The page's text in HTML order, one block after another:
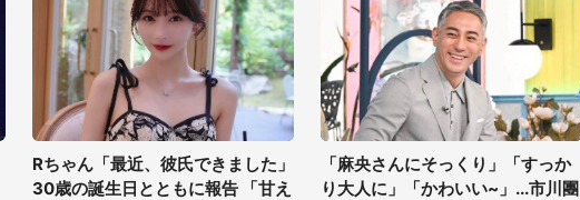
Rちゃん「最近、彼氏できました」
30歳の誕生日とともに報告 「甘え
「麻央さんにそっくり」「すっか
り大人に」「かわいい~」...市川團